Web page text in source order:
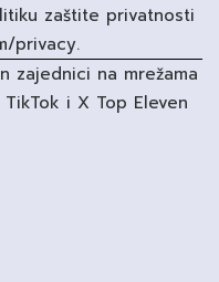
zaštite privatnosti
privacy.
zajednici na mrežama
i X Top Eleven